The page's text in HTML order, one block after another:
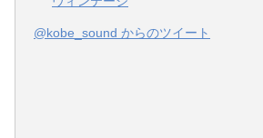
@kobe_sound からのツイート